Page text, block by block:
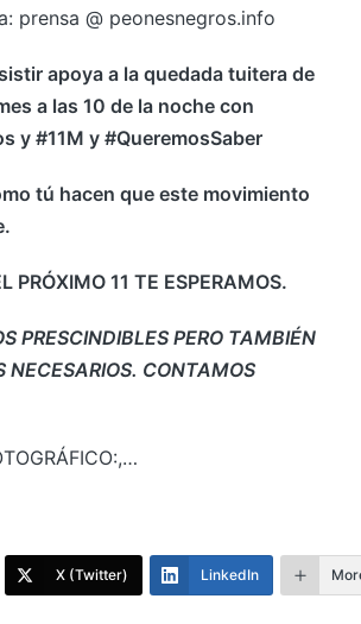
prensa @ peonesnegros.info
apoya a la quedada tuitera de
a las 10 de la noche con
y #11M y #QueremosSaber
tú hacen que este movimiento
PRÓXIMO 11 TE ESPERAMOS.
PRESCINDIBLES PERO TAMBIÉN
NECESARIOS. CONTAMOS
X (Twitter) LinkedIn